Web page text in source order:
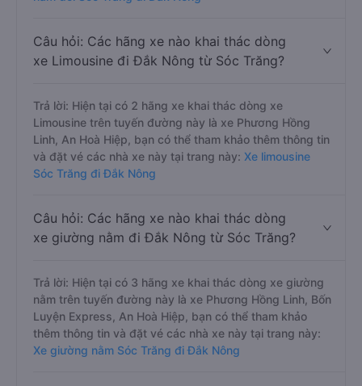
Câu hỏi: Các hãng xe nào khai thác dòng
xe Limousine đi Đắk Nông từ Sóc Trăng?
Trả lời: Hiện tại có 2 hãng xe khai thác dòng xe
Limousine trên tuyến đường này là xe Phương Hồng
Linh, An Hoà Hiệp, bạn có thể tham khảo thêm thông tin
và đặt vé các nhà xe này tại trang này: Xe limousine
Sóc Trăng đi Đắk Nông
Câu hỏi: Các hãng xe nào khai thác dòng
xe giường nằm đi Đắk Nông từ Sóc Trăng?
Trả lời: Hiện tại có 3 hãng xe khai thác dòng xe giường
nằm trên tuyến đường này là xe Phương Hồng Linh, Bốn
Luyện Express, An Hoà Hiệp, bạn có thể tham khảo
thêm thông tin và đặt vé các nhà xe này tại trang này:
Xe giường nằm Sóc Trăng đi Đắk Nông